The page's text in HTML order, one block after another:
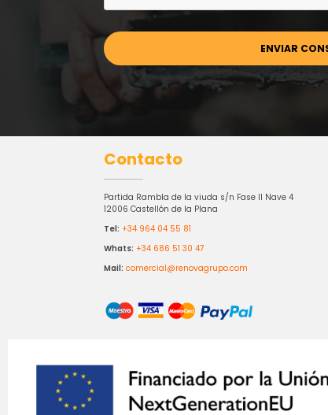
Contacto
Partida Rambla de la viuda s/n Fase II Nave 4
12006 Castellón de la Plana
Tel: +34 964 04 55 81
Whats: +34 686 51 30 47
Mail: comercial@renovagrupo.com